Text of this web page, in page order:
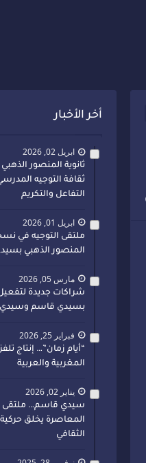
أخر الأخبار
ابريل 02, 2026
ثانوية المنصور
ثقافة التوجيه
التفاعل والتكريم
ابريل 01, 2026
ملتقى التوجيه في
المنصور الذهبي
مارس 05, 2026
شراكات جديدة لتفعيل
بسيدي قاسم
فبراير 25, 2026
“أيام زمان”… إنتاج
المغربية والعربية
يناير 02, 2026
سيدي قاسم… ملتقى
المعاصرة يخلق
الثقافي